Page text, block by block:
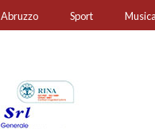
Abruzzo Sport